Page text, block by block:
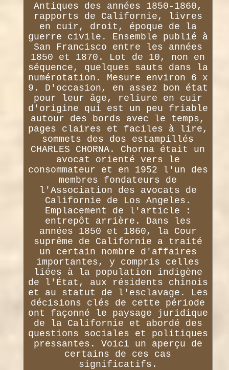
Antiques des années 1850-1860,
rapports de Californie, livres
en cuir, droit, époque de la
guerre civile. Ensemble publié à
San Francisco entre les années
1850 et 1870. Lot de 10, non en
séquence, quelques sauts dans la
numérotation. Mesure environ 6 x
9. D'occasion, en assez bon état
pour leur âge, reliure en cuir
d'origine qui est un peu friable
autour des bords avec le temps,
pages claires et faciles à lire,
sommets des dos estampillés
CHARLES CHORNA. Chorna était un
avocat orienté vers le
consommateur et en 1952 l'un des
membres fondateurs de
l'Association des avocats de
Californie de Los Angeles.
Emplacement de l'article :
entrepôt arrière. Dans les
années 1850 et 1860, la Cour
suprême de Californie a traité
un certain nombre d'affaires
importantes, y compris celles
liées à la population indigène
de l'État, aux résidents chinois
et au statut de l'esclavage. Les
décisions clés de cette période
ont façonné le paysage juridique
de la Californie et abordé des
questions sociales et politiques
pressantes. Voici un aperçu de
certains de ces cas
significatifs.